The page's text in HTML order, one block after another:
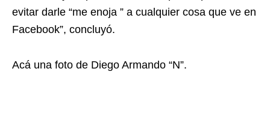
evitar darle “me enoja ” a cualquier cosa que ve en
Facebook”, concluyó.
Acá una foto de Diego Armando “N”.